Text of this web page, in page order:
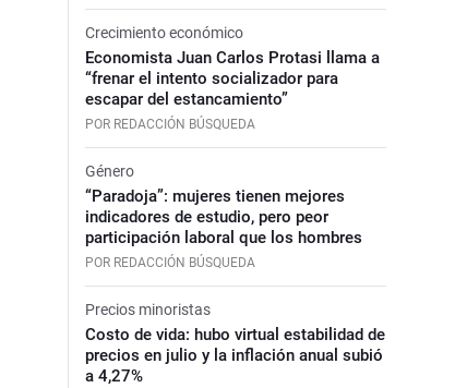
Crecimiento económico
Economista Juan Carlos Protasi llama a
“frenar el intento socializador para
escapar del estancamiento”
POR REDACCIÓN BÚSQUEDA
Género
“Paradoja”: mujeres tienen mejores
indicadores de estudio, pero peor
participación laboral que los hombres
POR REDACCIÓN BÚSQUEDA
Precios minoristas
Costo de vida: hubo virtual estabilidad de
precios en julio y la inflación anual subió
a 4,27%